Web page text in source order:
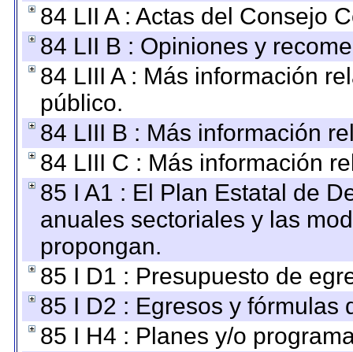
84 LII A : Actas del Consejo
84 LII B : Opiniones y
84 LIII A : Más información
público.
84 LIII B : Más información
84 LIII C : Más información
85 I A1 : El Plan Estatal de
anuales sectoriales y las
propongan.
85 I D1 : Presupuesto de
85 I D2 : Egresos y fórmulas
85 I H4 : Planes y/o